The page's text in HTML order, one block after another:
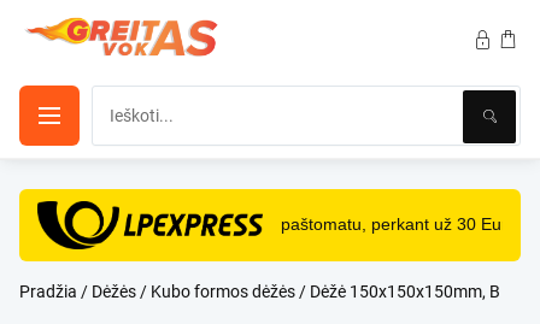
prie
NEMOKAMASpristatymas paštomatu, perkant už 30 Eur ir
Pradžia / Dėžės/ Kubo formos dėžės/ Dėžė 150x150x150mm, B